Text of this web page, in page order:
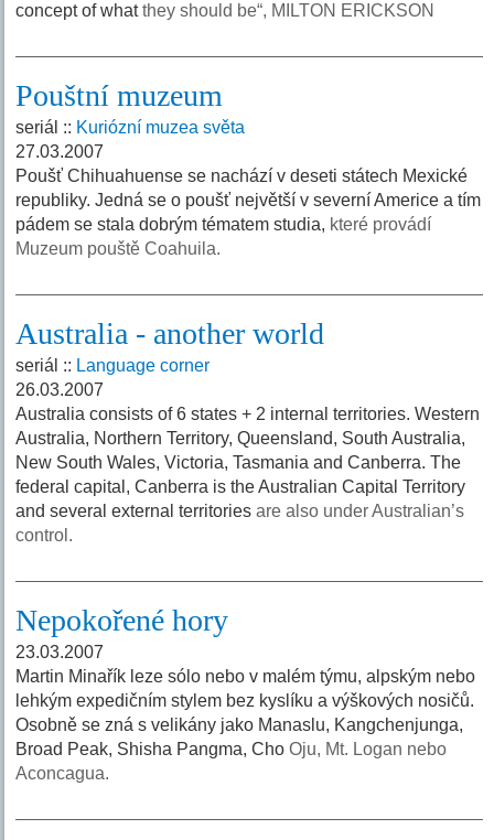
concept of whatthey should be“, MILTON ERICKSON
Pouštní muzeum
seriál :: Kuriózní muzea světa
27.03.2007
Poušť Chihuahuense se nachází v deseti státech Mexické
republiky. Jedná se o poušť největší v severní Americe a tím
pádem se stala dobrým tématem studia, které provádí
Muzeum pouště Coahuila.
Australia - another world
seriál :: Language corner
26.03.2007
Australia consists of 6 states + 2 internal territories. Western
Australia, Northern Territory, Queensland, South Australia,
New South Wales, Victoria, Tasmania and Canberra. The
federal capital, Canberra is the Australian Capital Territory
and several external territoriesare also under Australian’s
control.
Nepokořené hory
23.03.2007
Martin Minařík leze sólo nebo v malém týmu, alpským nebo
lehkým expedičním stylem bez kyslíku a výškových nosičů.
Osobně se zná s velikány jako Manaslu, Kangchenjunga,
Broad Peak, Shisha Pangma, ChoOju, Mt. Logan nebo
Aconcagua.